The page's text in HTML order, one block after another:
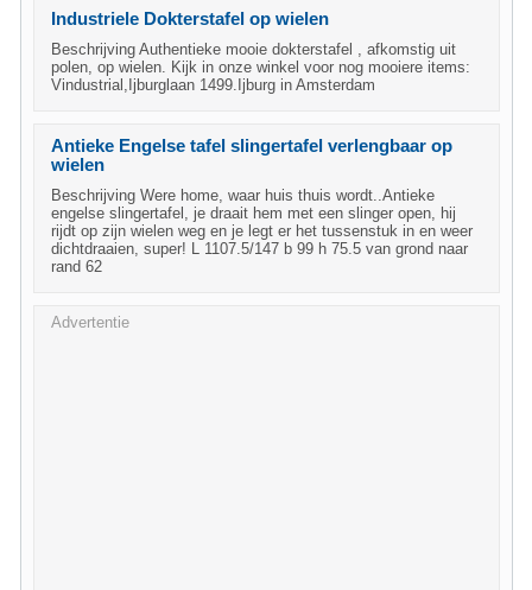
Industriele Dokterstafel op wielen
Beschrijving Authentieke mooie dokterstafel , afkomstig uit
polen, op wielen. Kijk in onze winkel voor nog mooiere items:
Vindustrial,Ijburglaan 1499.Ijburg in Amsterdam
Antieke Engelse tafel slingertafel verlengbaar op
wielen
Beschrijving Were home, waar huis thuis wordt..Antieke
engelse slingertafel, je draait hem met een slinger open, hij
rijdt op zijn wielen weg en je legt er het tussenstuk in en weer
dichtdraaien, super! L 1107.5/147 b 99 h 75.5 van grond naar
rand 62
Advertentie